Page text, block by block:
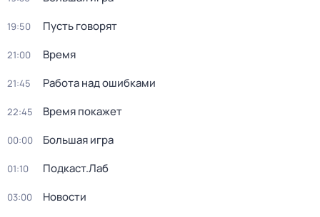
19:50 Пусть говорят
21:00 Время
21:45 Работа над ошибками
22:45 Время покажет
00:00 Большая игра
01:10 Подкаст.Лаб
03:00 Новости